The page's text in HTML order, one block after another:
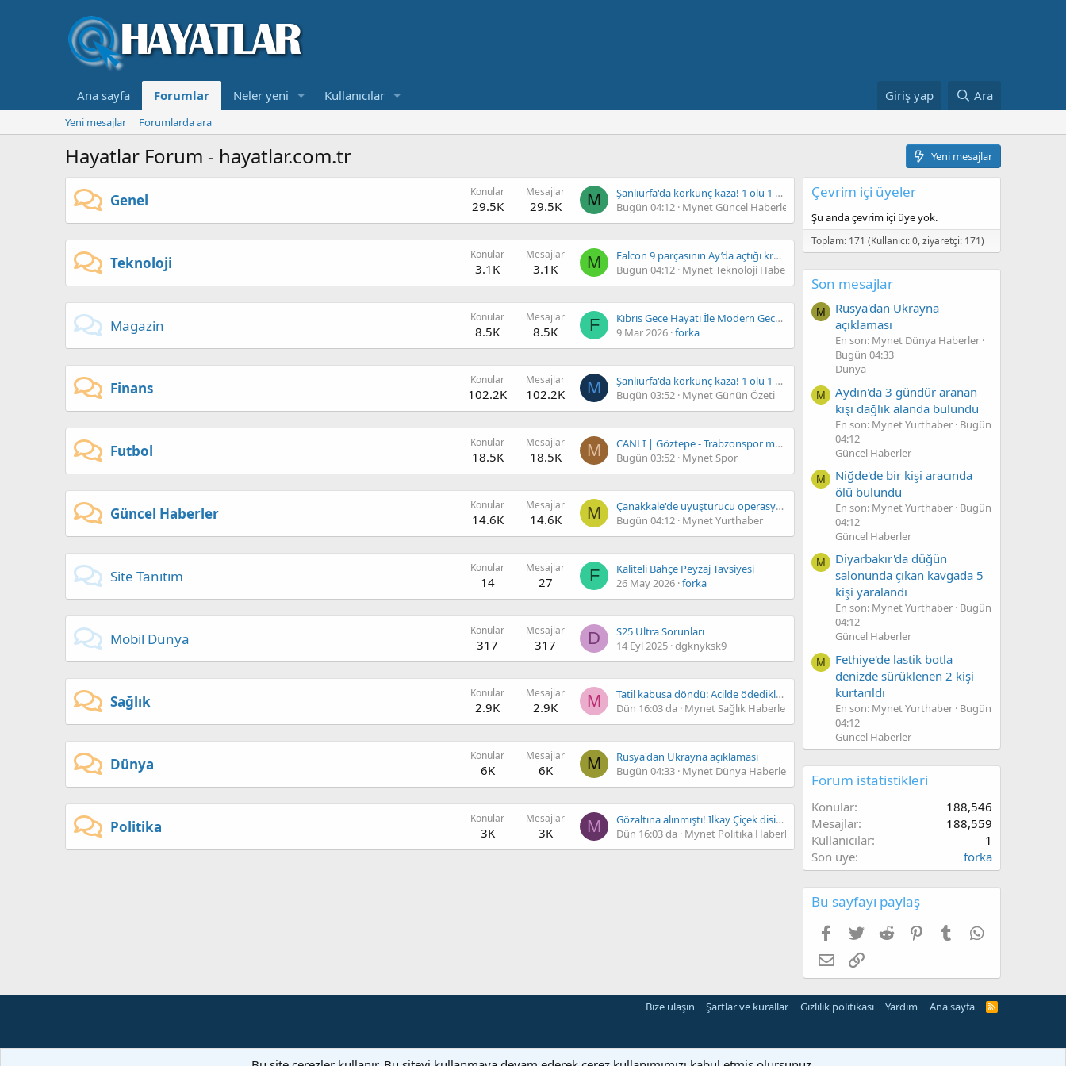
Ana sayfa Forumlar Neler yeni Kullanıcılar Giriş yap Ara
Yeni mesajlar Forumlarda ara
Hayatlar Forum - hayatlar.com.tr Yeni mesajlar
Genel Konular
29.5K
Mesajlar
29.5K M
Şanlıurfa'da korkunç kaza! 1 ölü 1 ağır yaralı
Bugün 04:12 Mynet Güncel Haberler
Teknoloji Konular
3.1K
Mesajlar
3.1K M
Falcon 9 parçasının Ay’da açtığı krater görüntülendi: Yaklaşık 4 ton ağırlığındaydı
Bugün 04:12 Mynet Teknoloji Haberler
Magazin Konular
8.5K
Mesajlar
8.5K F
Kıbrıs Gece Hayatı İle Modern Gece Kültürü
9 Mar 2026 forka
Finans Konular
102.2K
Mesajlar
102.2K M
Şanlıurfa'da korkunç kaza! 1 ölü 1 ağır yaralı
Bugün 03:52 Mynet Günün Özeti
Futbol Konular
18.5K
Mesajlar
18.5K M
CANLI | Göztepe - Trabzonspor maç anlatımı! Maç ne zaman? Saat kaçta ve hangi kanalda? - 08 Ağustos 2026
Bugün 03:52 Mynet Spor
Güncel Haberler Konular
14.6K
Mesajlar
14.6K M
Çanakkale'de uyuşturucu operasyonlarında yakalanan 14 zanlıdan 5'i tutuklandı
Bugün 04:12 Mynet Yurthaber
Site Tanıtım Konular
14
Mesajlar
27 F
Kaliteli Bahçe Peyzaj Tavsiyesi
26 May 2026 forka
Mobil Dünya Konular
317
Mesajlar
317 D
S25 Ultra Sorunları
14 Eyl 2025 dgknyksk9
Sağlık Konular
2.9K
Mesajlar
2.9K M
Tatil kabusa döndü: Acilde ödedikleri 71 bin lirayı CİMER'e taşıdılar
Dün 16:03 da Mynet Sağlık Haberler
Dünya Konular
6K
Mesajlar
6K M
Rusya'dan Ukrayna açıklaması
Bugün 04:33 Mynet Dünya Haberler
Politika Konular
3K
Mesajlar
3K M
Gözaltına alınmıştı! İlkay Çiçek disipline sevk edildi
Dün 16:03 da Mynet Politika Haberler
Çevrim içi üyeler
Şu anda çevrim içi üye yok.
Toplam: 171 (Kullanıcı: 0, ziyaretçi: 171)
Son mesajlar
M
Rusya'dan Ukrayna
açıklaması
En son: Mynet Dünya Haberler
Bugün 04:33
Dünya
M
Aydın'da 3 gündür aranan
kişi dağlık alanda bulundu
En son: Mynet Yurthaber Bugün
04:12
Güncel Haberler
M
Niğde'de bir kişi aracında
ölü bulundu
En son: Mynet Yurthaber Bugün
04:12
Güncel Haberler
M
Diyarbakır'da düğün
salonunda çıkan kavgada 5
kişi yaralandı
En son: Mynet Yurthaber Bugün
04:12
Güncel Haberler
M
Fethiye'de lastik botla
denizde sürüklenen 2 kişi
kurtarıldı
En son: Mynet Yurthaber Bugün
04:12
Güncel Haberler
Forum istatistikleri
Konular
188,546
Mesajlar
188,559
Kullanıcılar
1
Son üye
forka
Bu sayfayı paylaş
Facebook
Twitter Reddit PinterestTumblr
E-posta
Bize ulaşın Şartlar ve kurallar Gizlilik politikası Yardım Ana sayfa
R